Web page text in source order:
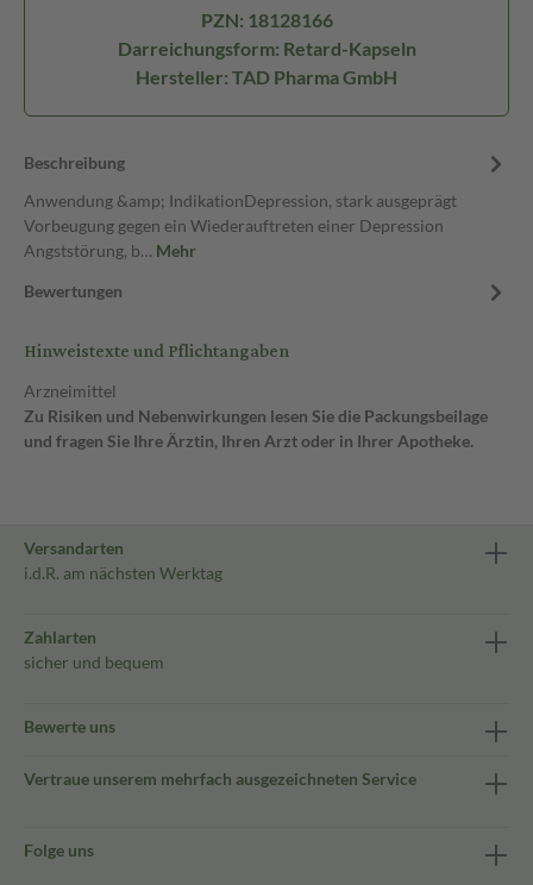
PZN: 18128166
Darreichungsform: Retard-Kapseln
Hersteller: TAD Pharma GmbH
Beschreibung
Anwendung &amp; IndikationDepression, stark ausgeprägt
Vorbeugung gegen ein Wiederauftreten einer Depression
Angststörung, b… Mehr
Bewertungen
Hinweistexte und Pflichtangaben
Arzneimittel
Zu Risiken und Nebenwirkungen lesen Sie die Packungsbeilage
und fragen Sie Ihre Ärztin, Ihren Arzt oder in Ihrer Apotheke.
Versandarten
i.d.R. am nächsten Werktag
Zahlarten
sicher und bequem
Bewerte uns
Vertraue unserem mehrfach ausgezeichneten Service
Folge uns